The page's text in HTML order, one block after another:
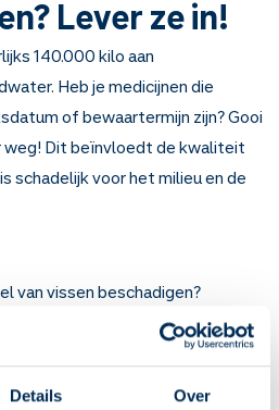
Details Over
Lever ze in!
140.000 kilo aan
Heb je medicijnen die
of bewaartermijn zijn? Gooi
Dit beïnvloedt de kwaliteit
schadelijk voor het milieu en de
van vissen beschadigen?
van kleine waterkreeftjes en